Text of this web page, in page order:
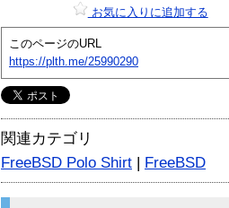
お気に入りに追加する
このページのURL
https://plth.me/25990290
関連カテゴリ
FreeBSD Polo Shirt | FreeBSD